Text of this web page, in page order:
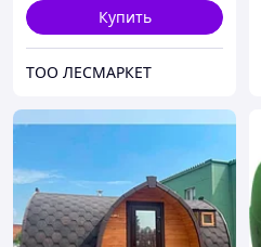
Купить
ТОО ЛЕСМАРКЕТ